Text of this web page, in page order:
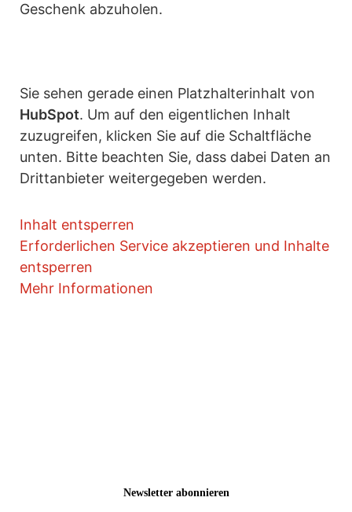
Geschenk abzuholen.
Sie sehen gerade einen Platzhalterinhalt von
HubSpot. Um auf den eigentlichen Inhalt
zuzugreifen, klicken Sie auf die Schaltfläche
unten. Bitte beachten Sie, dass dabei Daten an
Drittanbieter weitergegeben werden.
Inhalt entsperren
Erforderlichen Service akzeptieren und Inhalte
entsperren
Mehr Informationen
Newsletter abonnieren